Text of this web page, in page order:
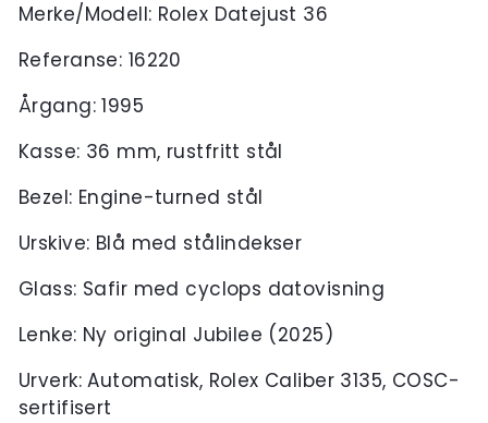
Merke/Modell: Rolex Datejust 36
Referanse: 16220
Årgang: 1995
Kasse: 36 mm, rustfritt stål
Bezel: Engine-turned stål
Urskive: Blå med stålindekser
Glass: Safir med cyclops datovisning
Lenke: Ny original Jubilee (2025)
Urverk: Automatisk, Rolex Caliber 3135, COSC-
sertifisert